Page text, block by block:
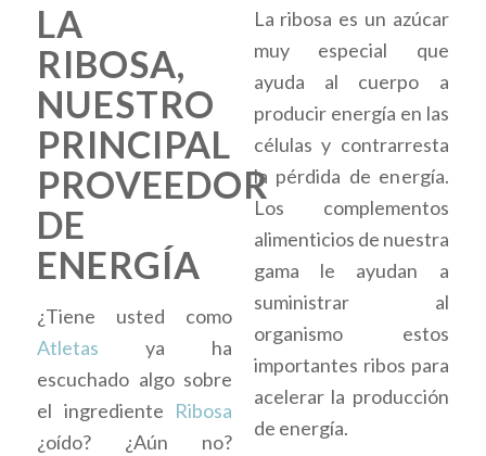
LA
RIBOSA,
NUESTRO
PRINCIPAL
PROVEEDOR
DE
ENERGÍA
¿Tiene usted como
Atletas ya ha
escuchado algo sobre
el ingrediente Ribosa
¿oído? ¿Aún no?
La ribosa es un azúcar
muy especial que
ayuda al cuerpo a
producir energía en las
células y contrarresta
la pérdida de energía.
Los complementos
alimenticios de nuestra
gama le ayudan a
suministrar al
organismo estos
importantes ribos para
acelerar la producción
de energía.